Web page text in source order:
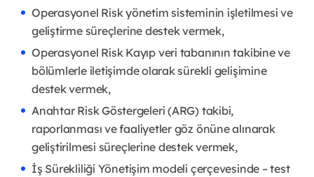
Operasyonel Risk yönetim sisteminin işletilmesi ve
geliştirme süreçlerine destek vermek,
Operasyonel Risk Kayıp veri tabanının takibine ve
bölümlerle iletişimde olarak sürekli gelişimine
destek vermek,
Anahtar Risk Göstergeleri (ARG) takibi,
raporlanması ve faaliyetler göz önüne alınarak
geliştirilmesi süreçlerine destek vermek,
İş Sürekliliği Yönetişim modeli çerçevesinde – test